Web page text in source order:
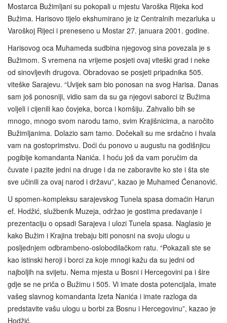
Mostarca Bužimljani su pokopali u mjestu Varoška Rijeka kod
Bužima. Harisovo tijelo ekshumirano je iz Centralnih mezarluka u
Varoškoj Rijeci i preneseno u Mostar 27. januara 2001. godine.
Harisovog oca Muhameda sudbina njegovog sina povezala je s
Bužimom. S vremena na vrijeme posjeti ovaj viteški grad i neke
od sinovljevih drugova. Obradovao se posjeti pripadnika 505.
viteške Sarajevu. “Uvijek sam bio ponosan na svog Harisa. Danas
sam još ponosniji, vidio sam da su ga njegovi saborci iz Bužima
voljeli i cijenili kao čovjeka, borca i komšiju. Zahvalio bih se
mnogo, mnogo svom narodu tamo, svim Krajišnicima, a naročito
Bužimljanima. Dolazio sam tamo. Dočekali su me srdačno i hvala
vam na gostoprimstvu. Doći ću ponovo u augustu na godišnjicu
pogibije komandanta Nanića. I hoću još da vam poručim da
čuvate i pazite jedni na druge i da ne zaboravite ko ste i šta ste
sve učinili za ovaj narod i državu”, kazao je Muhamed Ćenanović.
U spomen-kompleksu sarajevskog Tunela spasa domaćin Harun
ef. Hodžić, službenik Muzeja, održao je gostima predavanje i
prezentaciju o opsadi Sarajeva i ulozi Tunela spasa. Naglasio je
kako Bužim i Krajina trebaju biti ponosni na svoju ulogu u
posljednjem odbrambeno‑oslobodilačkom ratu. “Pokazali ste se
kao istinski heroji i borci za koje mnogi kažu da su jedni od
najboljih na svijetu. Nema mjesta u Bosni i Hercegovini pa i šire
gdje se ne priča o Bužimu i 505. Vi imate dosta potencijala, imate
vašeg slavnog komandanta Izeta Nanića i imate razloga da
predstavite vašu ulogu u borbi za Bosnu i Hercegovinu”, kazao je
Hodžić.